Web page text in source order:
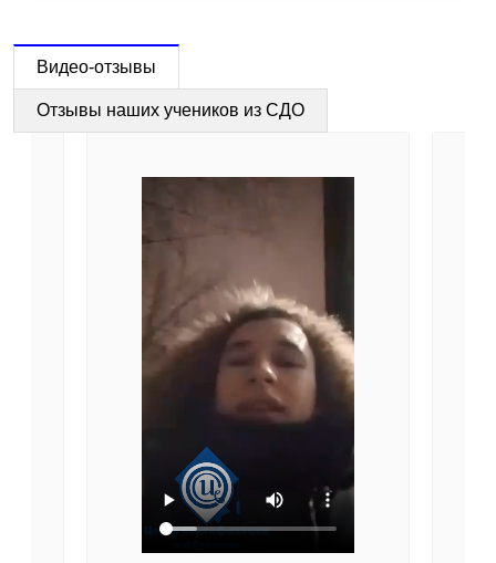
Видео-отзывы
Отзывы наших учеников из СДО